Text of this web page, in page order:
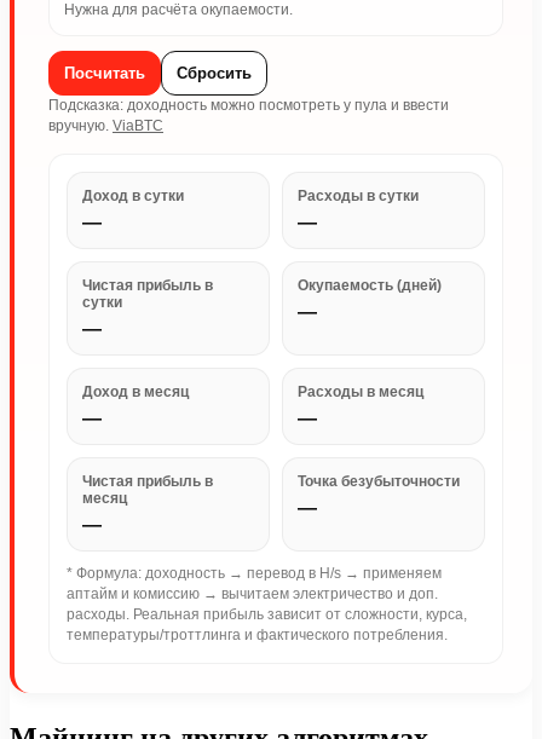
Нужна для расчёта окупаемости.
Посчитать Сбросить
Подсказка: доходность можно посмотреть у пула и ввести
вручную. ViaBTC
Доход в сутки
—
Расходы в сутки
—
Чистая прибыль в
сутки
—
Окупаемость (дней)
—
Доход в месяц
—
Расходы в месяц
—
Чистая прибыль в
месяц
—
Точка безубыточности
—
* Формула: доходность → перевод в H/s → применяем
аптайм и комиссию → вычитаем электричество и доп.
расходы. Реальная прибыль зависит от сложности, курса,
температуры/троттлинга и фактического потребления.